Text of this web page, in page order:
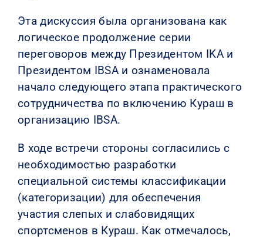
Эта дискуссия была организована как
логическое продолжение серии
переговоров между Президентом IKA и
Президентом IBSA и ознаменовала
начало следующего этапа практического
сотрудничества по включению Кураш в
организацию IBSA.
В ходе встречи стороны согласились с
необходимостью разработки
специальной системы классификации
(категоризации) для обеспечения
участия слепых и слабовидящих
спортсменов в Кураш. Как отмечалось,